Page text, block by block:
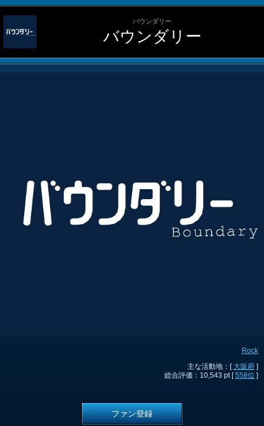
バウンダリー
バウンダリー
Rock
主な活動地：[ 大阪府 ]
総合評価：10,543 pt [558位 ]
ファン登録